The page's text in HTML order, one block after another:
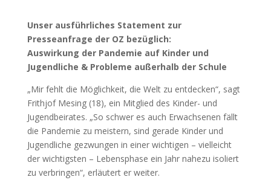
Unser ausführliches Statement zur
Presseanfrage der OZ bezüglich:
Auswirkung der Pandemie auf Kinder und
Jugendliche & Probleme außerhalb der Schule
„Mir fehlt die Möglichkeit, die Welt zu entdecken“, sagt
Frithjof Mesing (18), ein Mitglied des Kinder- und
Jugendbeirates. „So schwer es auch Erwachsenen fällt
die Pandemie zu meistern, sind gerade Kinder und
Jugendliche gezwungen in einer wichtigen – vielleicht
der wichtigsten – Lebensphase ein Jahr nahezu isoliert
zu verbringen“, erläutert er weiter.